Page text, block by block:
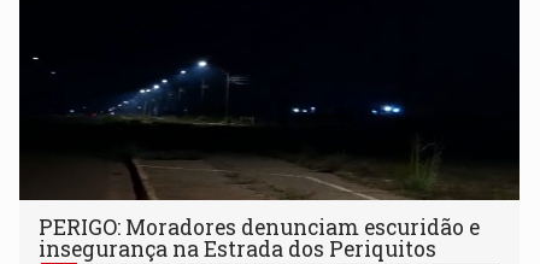
PERIGO: Moradores denunciam escuridão e
insegurança na Estrada dos Periquitos